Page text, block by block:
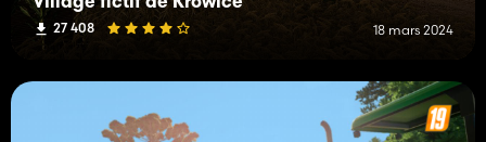
27 408 18 mars 2024